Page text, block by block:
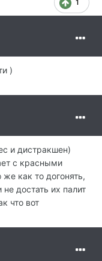
1
)
и дистракшен)
с красными
как то догонять,
достать их палит
что вот